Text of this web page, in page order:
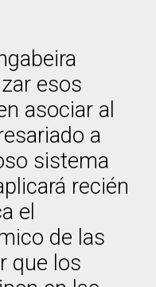
esos
asociar al
a
sistema
recién
el
de las
que los